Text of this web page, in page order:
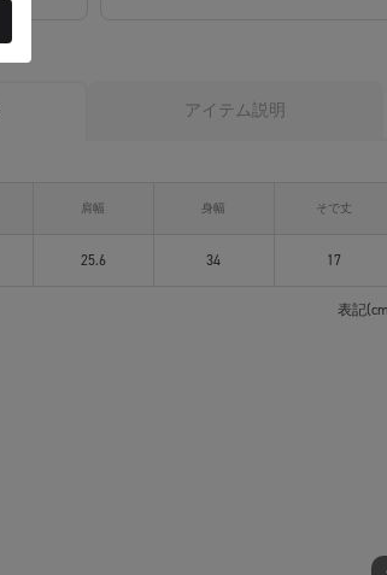
アイテム説明
肩幅 身幅 そで丈
25.6 34 17
表記